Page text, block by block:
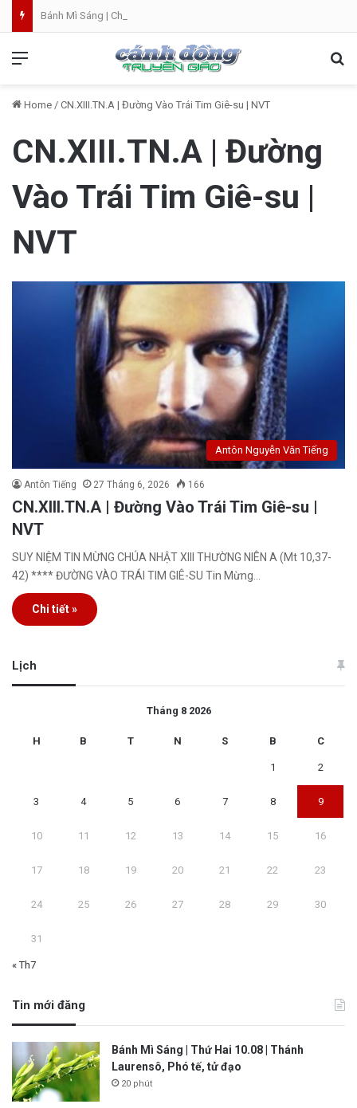
Bánh Mì Sáng | Chúa Nhật 09.08 | Chúa Nhật XIX Thường Niên
Home / CN.XIII.TN.A | Đường Vào Trái Tim Giê-su | NVT
CN.XIII.TN.A | Đường
Vào Trái Tim Giê-su |
NVT
Antôn Nguyễn Văn Tiếng
Antôn Tiếng 27 Tháng 6, 2026 166
CN.XIII.TN.A | Đường Vào Trái Tim Giê-su |
NVT
SUY NIỆM TIN MỪNG CHÚA NHẬT XIII THƯỜNG NIÊN A (Mt 10,37-
42) **** ĐƯỜNG VÀO TRÁI TIM GIÊ-SU Tin Mừng…
Chi tiết »
Lịch
Tháng 8 2026
H B T N S B C
1 2
3 4 5 6 7 8 9
10 11 12 13 14 15 16
17 18 19 20 21 22 23
24 25 26 27 28 29 30
31
« Th7
Tin mới đăng
Bánh Mì Sáng | Thứ Hai 10.08 | Thánh
Laurensô, Phó tế, tử đạo
20 phút